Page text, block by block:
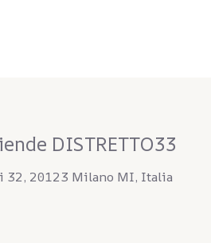
DISTRETTO33
32, 20123 Milano MI, Italia